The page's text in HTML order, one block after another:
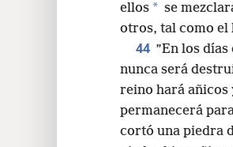
parte frágil. 43
ellos * se
otros, tal como
44 ”En los
nunca será
reino hará añicos
permanecerá